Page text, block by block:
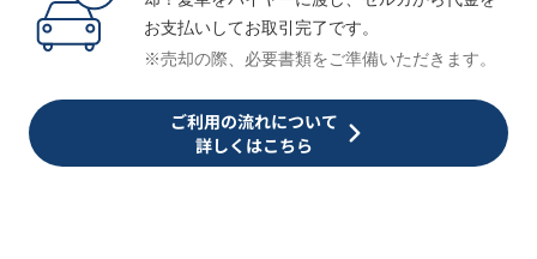
お支払いしてお取引完了です。
※売却の際、必要書類をご準備いただきます。
ご利用の流れについて
詳しくはこちら